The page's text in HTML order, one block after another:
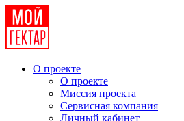
О проекте
О проекте
Миссия проекта
Сервисная компания
Личный кабинет